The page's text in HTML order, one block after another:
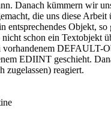
Danach kümmern wir
die uns diese Arbeit
Objekt,
schon ein Textobjekt
DEFAULT-
EDIINT geschieht.
reagiert.